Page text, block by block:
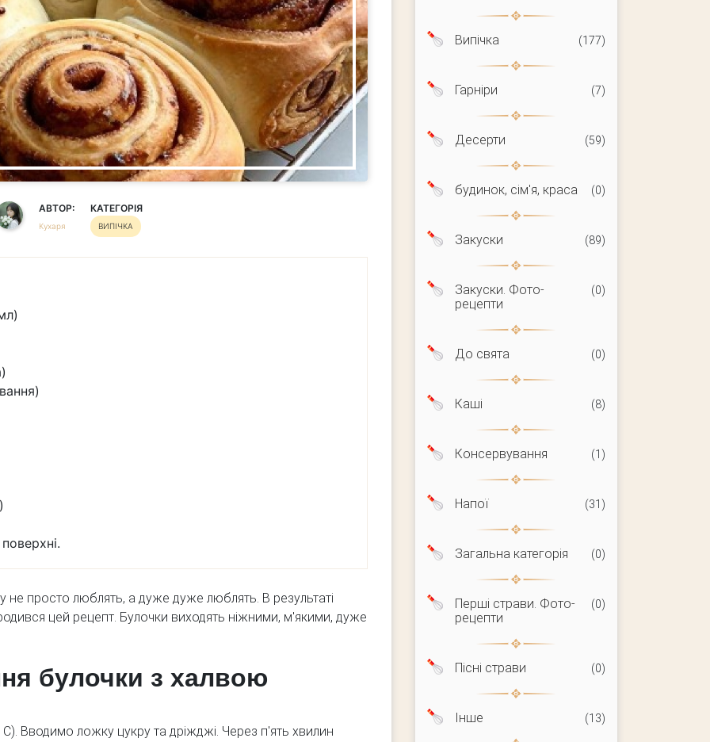
АВТОР:
Кухаря
КАТЕГОРІЯ
ВИПІЧКА
не просто люблять, а дуже дуже люблять. В результаті
цей рецепт. Булочки виходять ніжними, м'якими, дуже
булочки з халвою
С). Вводимо ложку цукру та дріжджі. Через п'ять хвилин
Випічка (177)
Гарніри (7)
Десерти (59)
будинок, сім'я, краса (0)
Закуски (89)
Закуски. Фото-
рецепти
(0)
До свята (0)
Каші (8)
Консервування (1)
Напої (31)
Загальна категорія (0)
Перші страви. Фото-
рецепти
(0)
Пісні страви (0)
Інше (13)